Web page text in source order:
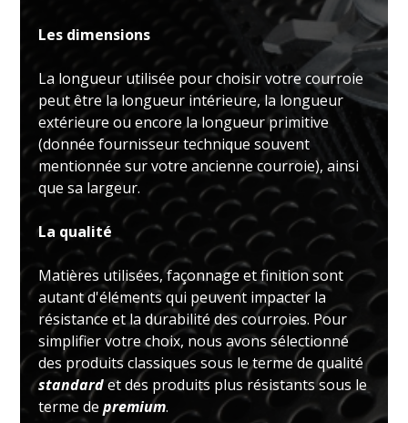
Les dimensions
La longueur utilisée pour choisir votre courroie
peut être la longueur intérieure, la longueur
extérieure ou encore la longueur primitive
(donnée fournisseur technique souvent
mentionnée sur votre ancienne courroie), ainsi
que sa largeur.
La qualité
Matières utilisées, façonnage et finition sont
autant d'éléments qui peuvent impacter la
résistance et la durabilité des courroies. Pour
simplifier votre choix, nous avons sélectionné
des produits classiques sous le terme de qualité
standardet des produits plus résistants sous le
terme depremium.